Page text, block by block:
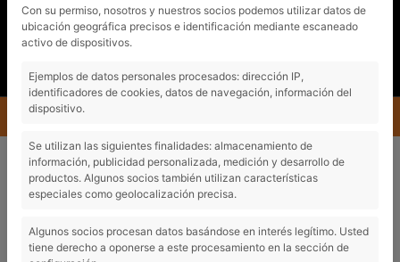
NOTÍCIES CONTACTO - CITA PRÈVIA
EL MEU COMPTE
MENÚ
INTERFREN
NOTÍCIES
PATROCINADOR OFICIAL DEL FESTIVAL CÒMIC DE FIGUERES
FESTIVAL CÒMIC DE FIGUERES
Con su permiso, nosotros y nuestros socios podemos utilizar datos de
ubicación geográfica precisos e identificación mediante escaneado
activo de dispositivos.
Ejemplos de datos personales procesados: dirección IP,
identificadores de cookies, datos de navegación, información del
dispositivo.
Se utilizan las siguientes finalidades: almacenamiento de
información, publicidad personalizada, medición y desarrollo de
productos. Algunos socios también utilizan características
especiales como geolocalización precisa.
Algunos socios procesan datos basándose en interés legítimo. Usted
tiene derecho a oponerse a este procesamiento en la sección de